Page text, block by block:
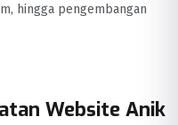
hingga pengembangan
Website Anik